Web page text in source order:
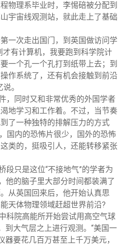
物理系毕业时，李惕碚被分配到
宇宙线观测站，就此走上了基础
一次走出国门，到英国做访问学
才有计算机，我要跑到科学院计
一个孔一个孔打到纸带上去；到
作系统了，还有机会接触到前沿
。
，同时又和非常优秀的外国学者
地学习和工作着。不过，当节奏
了一种独特的排解压力的方式
国内的恐怖片很少，国外的恐怖
类的，挺吸引人，还能转移紧张
段只是这位“不接地气”的学者为
他的脑子里大部分时间都装满了
从英国回来后，他开始认真思
天体物理领域赶超世界前沿?
科院高能所开始尝试用高空气球
到大气层之上进行观测。“美国一
器要花几百万甚至上千万美元，